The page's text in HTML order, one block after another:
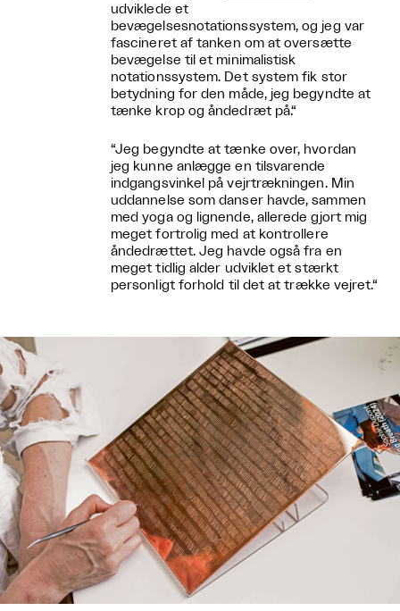
udviklede et
bevægelsesnotationssystem, og jeg var
fascineret af tanken om at oversætte
bevægelse til et minimalistisk
notationssystem. Det system fik stor
betydning for den måde, jeg begyndte at
tænke krop og åndedræt på.“
“Jeg begyndte at tænke over, hvordan
jeg kunne anlægge en tilsvarende
indgangsvinkel på vejrtrækningen. Min
uddannelse som danser havde, sammen
med yoga og lignende, allerede gjort mig
meget fortrolig med at kontrollere
åndedrættet. Jeg havde også fra en
meget tidlig alder udviklet et stærkt
personligt forhold til det at trække vejret.“